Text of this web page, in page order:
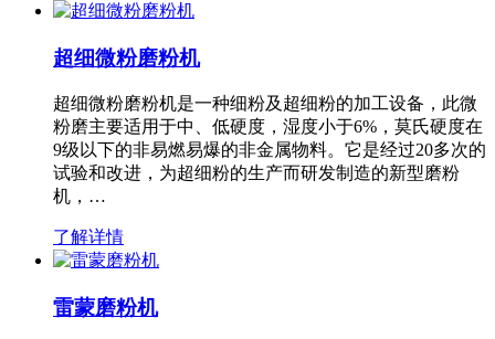
超细微粉磨粉机
超细微粉磨粉机是一种细粉及超细粉的加工设备，此微
粉磨主要适用于中、低硬度，湿度小于6%，莫氏硬度在
9级以下的非易燃易爆的非金属物料。它是经过20多次的
试验和改进，为超细粉的生产而研发制造的新型磨粉
机，…
了解详情
雷蒙磨粉机